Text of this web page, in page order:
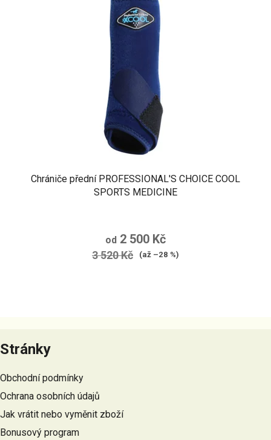
Chrániče přední PROFESSIONAL'S CHOICE COOL
SPORTS MEDICINE
od 2 500 Kč
3 520 Kč (až –28 %)
á
p
a
t
í
Stránky
Obchodní podmínky
Ochrana osobních údajů
Jak vrátit nebo vyměnit zboží
Bonusový program